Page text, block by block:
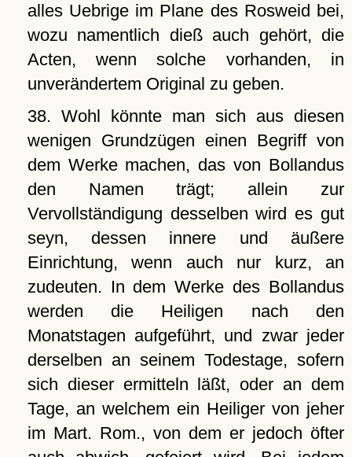
alles Uebrige im Plane des Rosweid bei,
wozu namentlich dieß auch gehört, die
Acten, wenn solche vorhanden, in
unverändertem Original zu geben.
38. Wohl könnte man sich aus diesen
wenigen Grundzügen einen Begriff von
dem Werke machen, das von Bollandus
den Namen trägt; allein zur
Vervollständigung desselben wird es gut
seyn, dessen innere und äußere
Einrichtung, wenn auch nur kurz, an
zudeuten. In dem Werke des Bollandus
werden die Heiligen nach den
Monatstagen aufgeführt, und zwar jeder
derselben an seinem Todestage, sofern
sich dieser ermitteln läßt, oder an dem
Tage, an welchem ein Heiliger von jeher
im Mart. Rom., von dem er jedoch öfter